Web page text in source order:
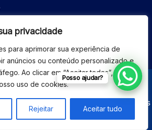
privacidade
para aprimorar sua experiência de
anúncios ou conteúdo personalizado e
Ao clicar em “Aceitar todos”, você
uso de cookies.
Rejeitar Aceitar tudo
TÉCNICA ESPECIALIZADA
BRUKER - Todos os direitos reservados
Posso ajudar?